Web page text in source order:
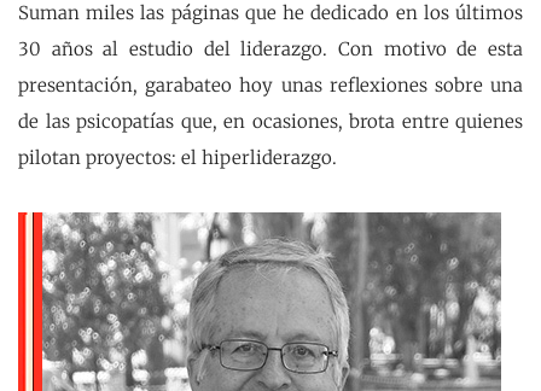
Suman miles las páginas que he dedicado en los últimos
30 años al estudio del liderazgo. Con motivo de esta
presentación, garabateo hoy unas reflexiones sobre una
de las psicopatías que, en ocasiones, brota entre quienes
pilotan proyectos: el hiperliderazgo.